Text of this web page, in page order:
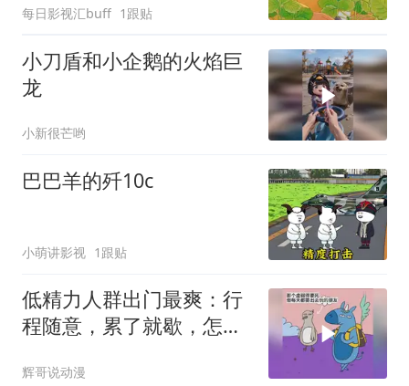
每日影视汇buff 1跟贴
小刀盾和小企鹅的火焰巨
龙
小新很芒哟
巴巴羊的歼10c
小萌讲影视 1跟贴
低精力人群出门最爽：行
程随意，累了就歇，怎么
辉哥说动漫